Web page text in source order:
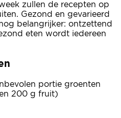
zullen de recepten op
Gezond en gevarieerd
belangrijker: ontzettend
eten wordt iedereen
portie groenten
200 g fruit)